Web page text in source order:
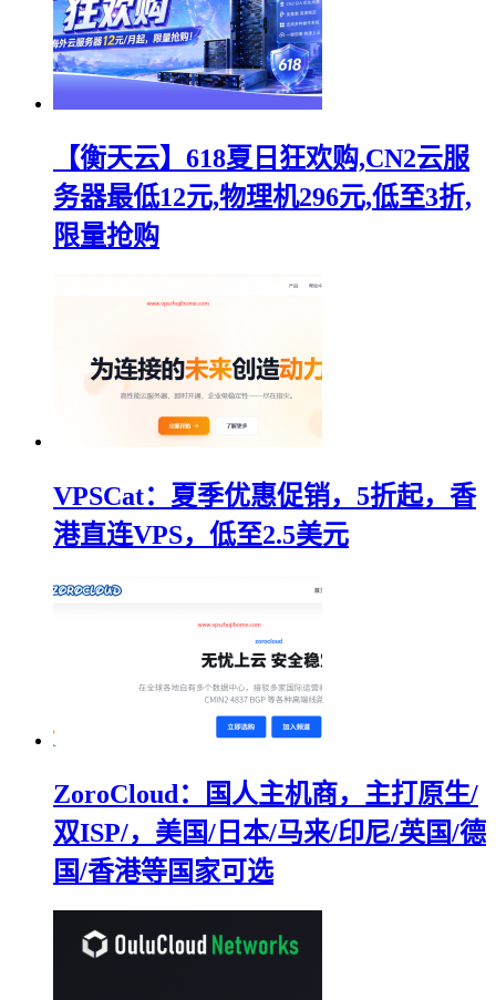
【衡天云】618夏日狂欢购,CN2云服
务器最低12元,物理机296元,低至3折,
限量抢购
VPSCat：夏季优惠促销，5折起，香
港直连VPS，低至2.5美元
ZoroCloud：国人主机商，主打原生/
双ISP/，美国/日本/马来/印尼/英国/德
国/香港等国家可选